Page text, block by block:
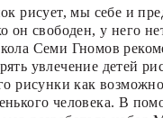
рисует, мы себе и
он свободен, у него
Семи Гномов
увлечение детей
рисунки как
человека. В